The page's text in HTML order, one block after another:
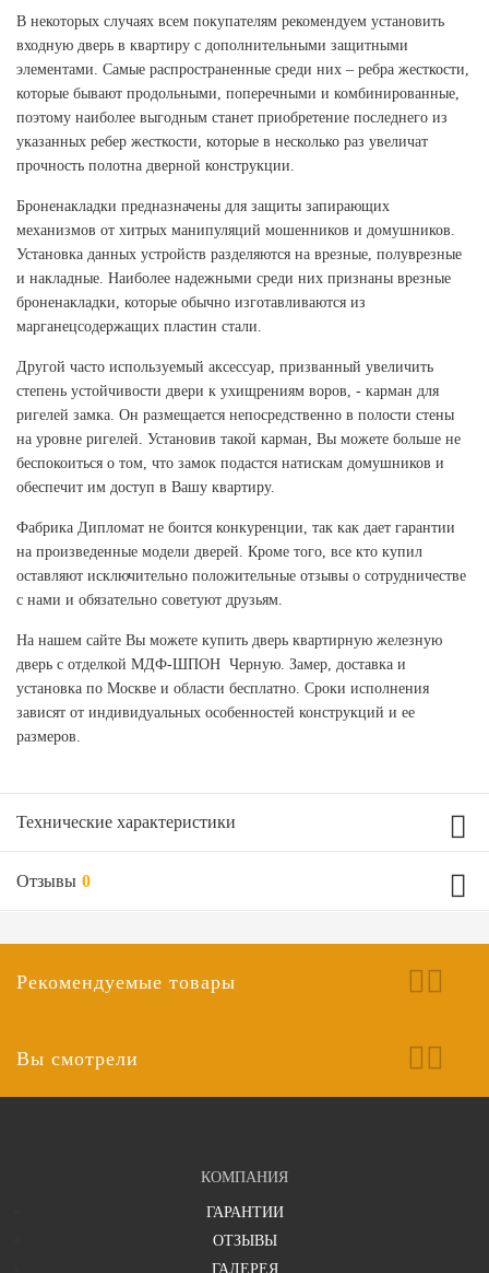
В некоторых случаях всем покупателям рекомендуем установить
входную дверь в квартиру с дополнительными защитными
элементами. Самые распространенные среди них – ребра жесткости,
которые бывают продольными, поперечными и комбинированные,
поэтому наиболее выгодным станет приобретение последнего из
указанных ребер жесткости, которые в несколько раз увеличат
прочность полотна дверной конструкции.
Броненакладки предназначены для защиты запирающих
механизмов от хитрых манипуляций мошенников и домушников.
Установка данных устройств разделяются на врезные, полуврезные
и накладные. Наиболее надежными среди них признаны врезные
броненакладки, которые обычно изготавливаются из
марганецсодержащих пластин стали.
Другой часто используемый аксессуар, призванный увеличить
степень устойчивости двери к ухищрениям воров, - карман для
ригелей замка. Он размещается непосредственно в полости стены
на уровне ригелей. Установив такой карман, Вы можете больше не
беспокоиться о том, что замок подастся натискам домушников и
обеспечит им доступ в Вашу квартиру.
Фабрика Дипломат не боится конкуренции, так как дает гарантии
на произведенные модели дверей. Кроме того, все кто купил
оставляют исключительно положительные отзывы о сотрудничестве
с нами и обязательно советуют друзьям.
На нашем сайте Вы можете купить дверь квартирную железную
дверь с отделкой МДФ-ШПОН Черную. Замер, доставка и
установка по Москве и области бесплатно. Сроки исполнения
зависят от индивидуальных особенностей конструкций и ее
размеров.
Технические характеристики
Популярная отделка внутри и снаружи Другой из каталога
Замок верхний СТРАЖ верхний
?
Отзывы 0
Рекомендуемые товары
Вы смотрели
КОМПАНИЯ
ГАРАНТИИ
ОТЗЫВЫ
ГАЛЕРЕЯ